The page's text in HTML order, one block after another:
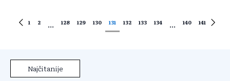
1 2 ... 128 129 130 131 132 133 134 ... 140 141
Najčitanije